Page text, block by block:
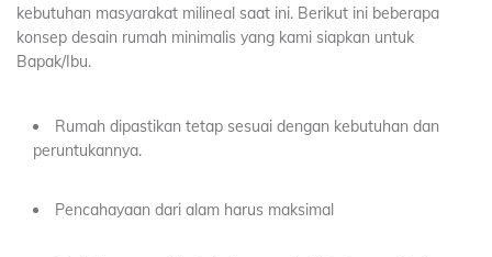
kebutuhan masyarakat milineal saat ini. Berikut ini beberapa
konsep desain rumah minimalis yang kami siapkan untuk
Bapak/Ibu.
Rumah dipastikan tetap sesuai dengan kebutuhan dan
peruntukannya.
Pencahayaan dari alam harus maksimal